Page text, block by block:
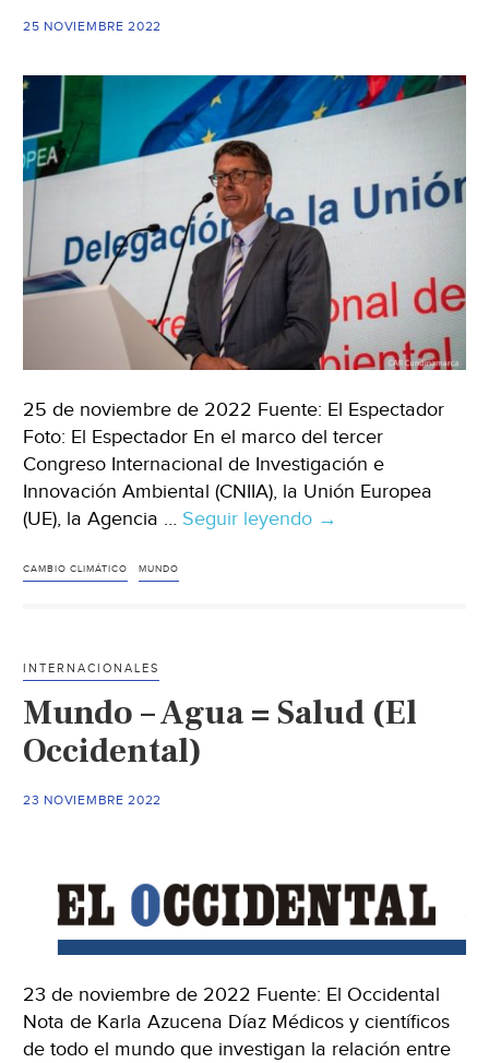
25 NOVIEMBRE 2022
25 de noviembre de 2022 Fuente: El Espectador
Foto: El Espectador En el marco del tercer
Congreso Internacional de Investigación e
Innovación Ambiental (CNIIA), la Unión Europea
(UE), la Agencia … Seguir leyendo Mundo
internacional
Espectador)
→
CAMBIO CLIMÁTICO MUNDO
INTERNACIONALES
Mundo – Agua = Salud (El
Occidental)
23 NOVIEMBRE 2022
23 de noviembre de 2022 Fuente: El Occidental
Nota de Karla Azucena Díaz Médicos y científicos
de todo el mundo que investigan la relación entre